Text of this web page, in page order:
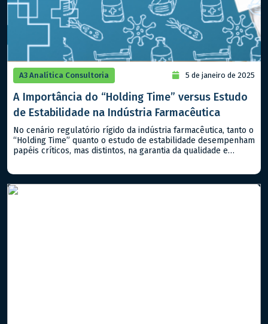
A3 Analítica Consultoria 5 de janeiro de 2025
A Importância do “Holding Time” versus Estudo
de Estabilidade na Indústria Farmacêutica
No cenário regulatório rígido da indústria farmacêutica, tanto o
“Holding Time” quanto o estudo de estabilidade desempenham
papéis críticos, mas distintos, na garantia da qualidade e
regulatórios nacionais e internacionais. – Estudo de